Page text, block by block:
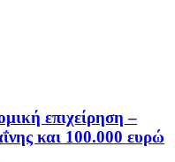
επιχείρηση –
και 100.000 ευρώ